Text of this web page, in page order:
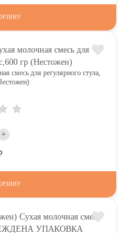
для регулярного стула,
+